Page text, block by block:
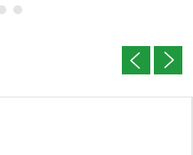
Pomáhají podpořit emoční...